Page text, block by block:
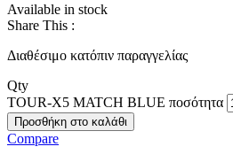
Available in stock
Share This :
Διαθέσιμο κατόπιν παραγγελίας
Qty
TOUR-X5 MATCH BLUE ποσότητα
Προσθήκη στο καλάθι
Compare